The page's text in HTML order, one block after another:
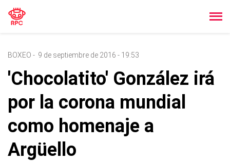
BOXEO - 9 de septiembre de 2016 - 19:53
'Chocolatito' González irá
por la corona mundial
como homenaje a
Argüello